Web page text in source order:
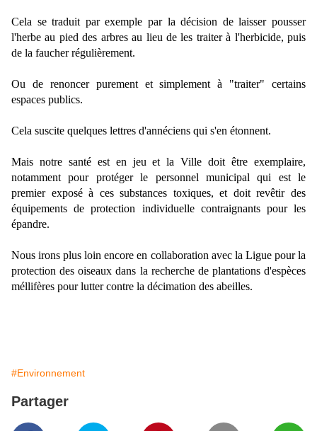
Cela se traduit par exemple par la décision de laisser pousser
l'herbe au pied des arbres au lieu de les traiter à l'herbicide, puis
de la faucher régulièrement.
Ou de renoncer purement et simplement à "traiter" certains
espaces publics.
Cela suscite quelques lettres d'annéciens qui s'en étonnent.
Mais notre santé est en jeu et la Ville doit être exemplaire,
notamment pour protéger le personnel municipal qui est le
premier exposé à ces substances toxiques, et doit revêtir des
équipements de protection individuelle contraignants pour les
épandre.
Nous irons plus loin encore en collaboration avec la Ligue pour la
protection des oiseaux dans la recherche de plantations d'espèces
méllifères pour lutter contre la décimation des abeilles.
#Environnement
Partager